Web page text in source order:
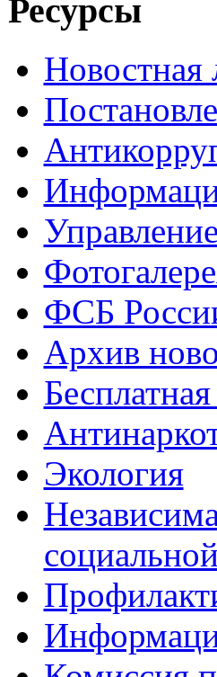
Ресурсы
Новостная
ФСБ
Архив
Экология